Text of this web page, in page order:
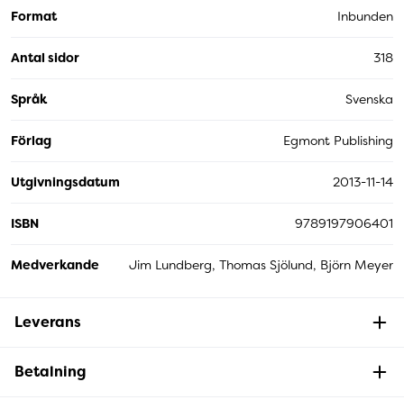
Format Inbunden
Antal sidor 318
Språk Svenska
Förlag Egmont Publishing
Utgivningsdatum 2013-11-14
ISBN 9789197906401
Medverkande Jim Lundberg, Thomas Sjölund, Björn Meyer
Leverans
Betalning